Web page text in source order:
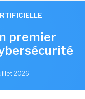
premier
2026